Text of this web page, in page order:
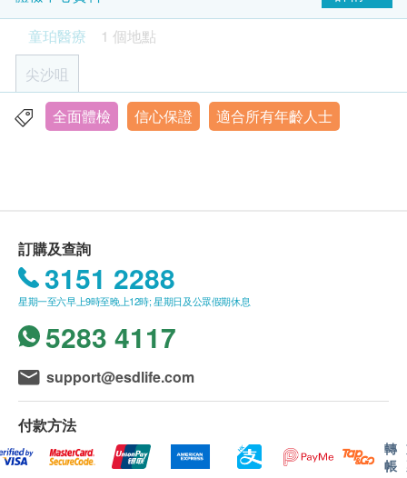
血脂
總膽固醇
高密度膽固醇
低密度膽固醇
三酸甘油脂
谷丙轉氨酵素
谷草轉氨酵素
鹼性磷酸酶
腎功能
血肌酸酐
甲狀腺
游離四碘甲狀腺氨酸
查詢。
年齡
身體檢查計劃只適用於18歲或以上之人士。
有效期
報告
進行健康檢查後，一般情況下，需大概5至12個工作
天跟進檢查報告， 工作天不包括星期六、日及公眾假
期。 輪侯報告講解時間會因應不同情況(如個別化驗
項目所需時間或客人指明特定時段)而有所延長。
A. 本地及海外客戶
(1) 親身領取：親身前往童珀醫療
(2) 電話講解報告(電子報告)
(3) 電話講解報告(自取報告)
童珀醫療
1 個地點
尖沙咀
香港九龍尖沙咀彌敦道132號美麗華廣場一期19樓1917室
全面體檢 信心保證 適合所有年齡人士
訂購及查詢
3151 2288
星期一至六早上9時至晚上12時; 星期日及公眾假期休息
5283 4117
support@esdlife.com
付款方法
轉
帳